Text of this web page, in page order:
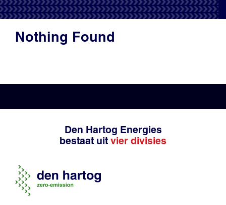
Productadvies
Nothing Found
Den Hartog Energies
bestaat uit vier divisies